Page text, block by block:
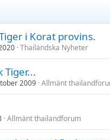
i Korat provins.
Thailändska Nyheter
Tiger...
2009 Allmänt
Allmänt thailandforum